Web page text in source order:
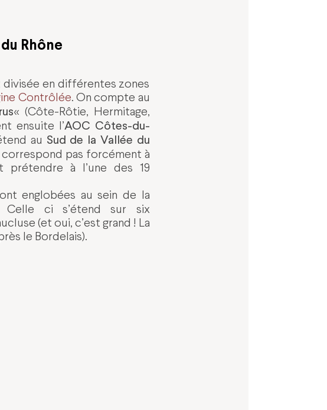
Rhône
divisée en différentes zones
Contrôlée. On compte au
« (Côte-Rôtie, Hermitage,
ensuite l’AOC Côtes-du-
au Sud de la Vallée du
pas forcément à
à l’une des 19
englobées au sein de la
Celle ci s’étend sur six
(et oui, c’est grand ! La
le Bordelais).